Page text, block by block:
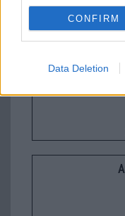
CONFIRM
Data Deletion